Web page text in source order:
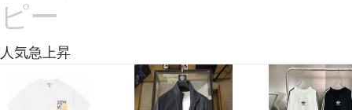
ピー
人気急上昇